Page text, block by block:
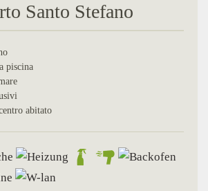
Santo Stefano
piscina
abitato